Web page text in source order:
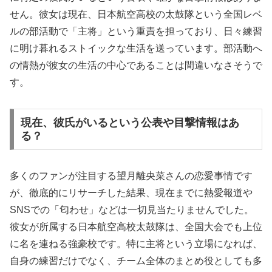
せん。彼女は現在、日本航空高校の太鼓隊という全国レベ
ルの部活動で「主将」という重責を担っており、日々練習
に明け暮れるストイックな生活を送っています。部活動へ
の情熱が彼女の生活の中心であることは間違いなさそうで
す。
現在、彼氏がいるという公表や目撃情報はあ
る？
多くのファンが注目する望月離央菜さんの恋愛事情です
が、徹底的にリサーチした結果、現在までに熱愛報道や
SNSでの「匂わせ」などは一切見当たりませんでした。
彼女が所属する日本航空高校太鼓隊は、全国大会でも上位
に名を連ねる強豪校です。特に主将という立場になれば、
自身の練習だけでなく、チーム全体のまとめ役としても多